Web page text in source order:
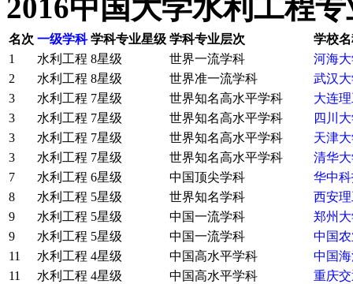
2016中国大学水利工程
名次 一级学科 学科专业星级 学科专业层次
学校
1
水利工程 8星级 世界一流学科
河海
2
水利工程 8星级 世界准一流学科
武汉
3
水利工程 7星级 世界知名高水平学科
大连
3
水利工程 7星级 世界知名高水平学科
四川
3
水利工程 7星级 世界知名高水平学科
天津
3
水利工程 7星级 世界知名高水平学科
清华
7
水利工程 6星级 中国顶尖学科
华中
8
水利工程 5星级 世界知名学科
西安
9
水利工程 5星级 中国一流学科
郑州
9
水利工程 5星级 中国一流学科
中国
11
水利工程 4星级 中国高水平学科
中国
11
水利工程 4星级 中国高水平学科
重庆